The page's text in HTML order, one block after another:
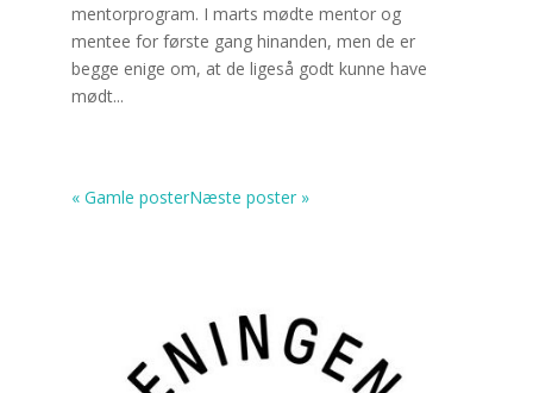
mentorprogram. I marts mødte mentor og
mentee for første gang hinanden, men de er
begge enige om, at de ligeså godt kunne have
mødt...
« Gamle posterNæste poster »